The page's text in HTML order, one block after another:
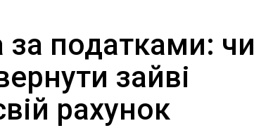
за податками: чи
зайві
рахунок